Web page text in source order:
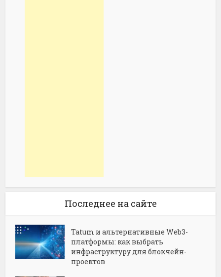
Последнее на сайте
Tatum и альтернативные Web3-
платформы: как выбрать
инфраструктуру для блокчейн-
проектов